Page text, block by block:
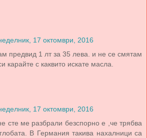
17 октомври, 2016
предвид 1 лт за 35 лева. и не се смятам
карайте с каквито искате масла.
17 октомври, 2016
сте ме разбрали безспорно е ,че трябва
В Германия такива нахалници са